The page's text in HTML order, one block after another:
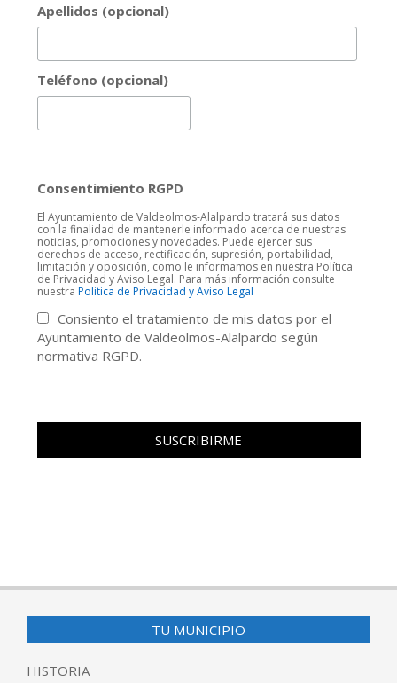
Apellidos (opcional)
Teléfono (opcional)
Consentimiento RGPD
El Ayuntamiento de Valdeolmos-Alalpardo tratará sus datos
con la finalidad de mantenerle informado acerca de nuestras
noticias, promociones y novedades. Puede ejercer sus
derechos de acceso, rectificación, supresión, portabilidad,
limitación y oposición, como le informamos en nuestra Política
de Privacidad y Aviso Legal. Para más información consulte
nuestra Politica de Privacidad y Aviso Legal
Consiento el tratamiento de mis datos por el
Ayuntamiento de Valdeolmos-Alalpardo según
normativa RGPD.
TU MUNICIPIO
HISTORIA